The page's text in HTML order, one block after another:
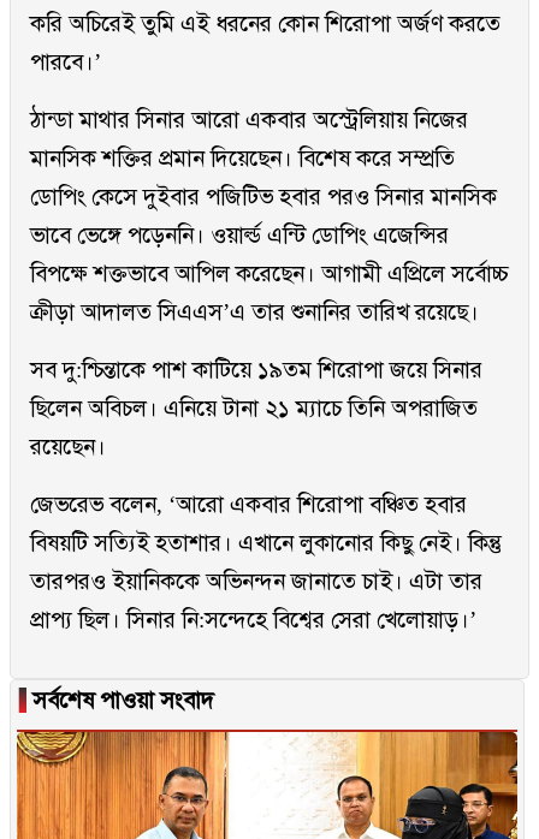
করি অচিরেই তুমি এই ধরনের কোন শিরোপা অর্জণ করতে
পারবে।’
ঠান্ডা মাথার সিনার আরো একবার অস্ট্রেলিয়ায় নিজের
মানসিক শক্তির প্রমান দিয়েছেন। বিশেষ করে সম্প্রতি
ডোপিং কেসে দুইবার পজিটিভ হবার পরও সিনার মানসিক
ভাবে ভেঙ্গে পড়েননি। ওয়ার্ল্ড এন্টি ডোপিং এজেন্সির
বিপক্ষে শক্তভাবে আপিল করেছেন। আগামী এপ্রিলে সর্বোচ্চ
ক্রীড়া আদালত সিএএস’এ তার শুনানির তারিখ রয়েছে।
সব দু:শ্চিন্তাকে পাশ কাটিয়ে ১৯তম শিরোপা জয়ে সিনার
ছিলেন অবিচল। এনিয়ে টানা ২১ ম্যাচে তিনি অপরাজিত
রয়েছেন।
জেভরেভ বলেন, ‘আরো একবার শিরোপা বঞ্চিত হবার
বিষয়টি সত্যিই হতাশার। এখানে লুকানোর কিছু নেই। কিন্তু
তারপরও ইয়ানিককে অভিনন্দন জানাতে চাই। এটা তার
প্রাপ্য ছিল। সিনার নি:সন্দেহে বিশ্বের সেরা খেলোয়াড়।’
▐সর্বশেষ পাওয়া সংবাদ